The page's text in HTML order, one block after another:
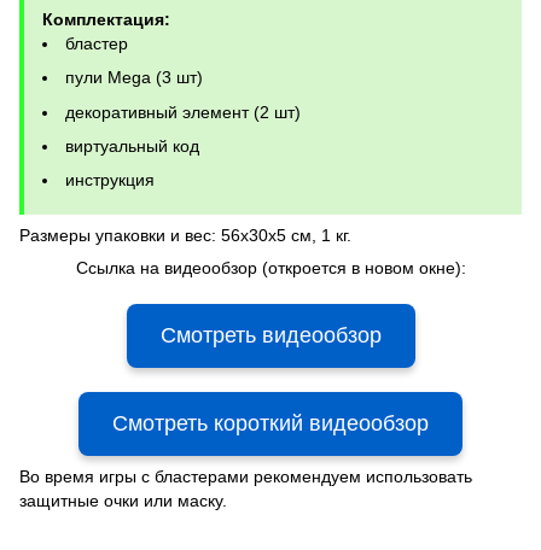
Комплектация:
бластер
пули Mega (3 шт)
декоративный элемент (2 шт)
виртуальный код
инструкция
Размеры упаковки и вес: 56x30x5 см, 1 кг.
Ссылка на видеообзор (откроется в новом окне):
Смотреть видеообзор
Смотреть короткий видеообзор
Во время игры с бластерами рекомендуем использовать
защитные очки или маску.